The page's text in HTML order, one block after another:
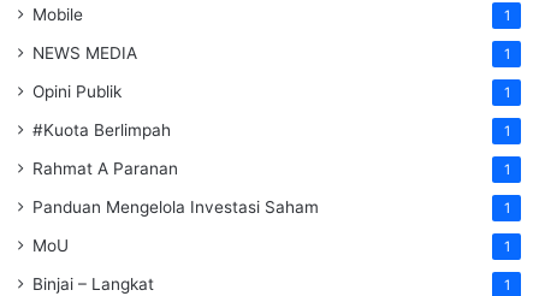
Mobile 1
NEWS MEDIA 1
Opini Publik 1
#Kuota Berlimpah 1
Rahmat A Paranan 1
Panduan Mengelola Investasi Saham 1
MoU 1
Binjai – Langkat 1